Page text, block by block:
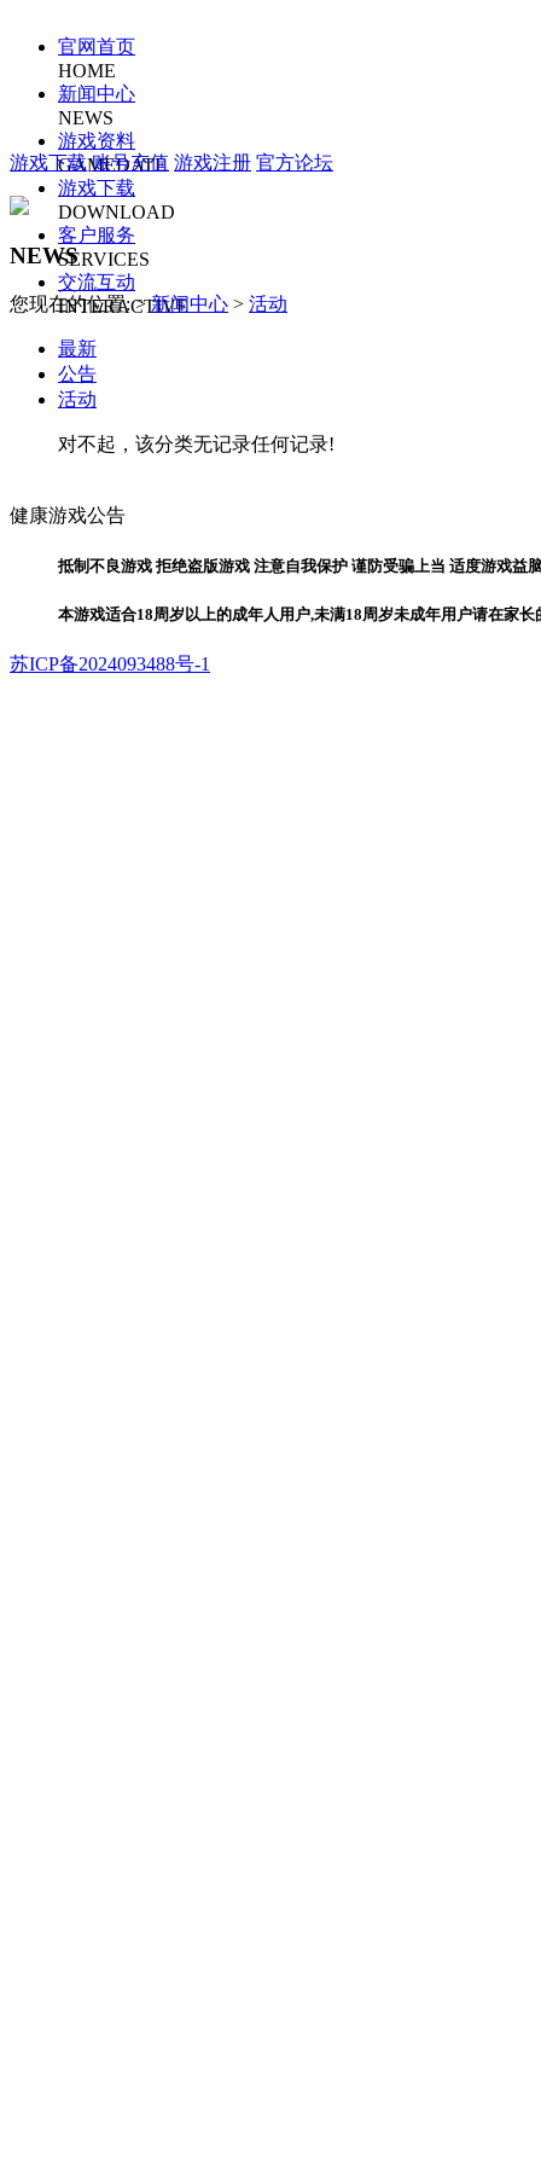
官网首页
HOME
新闻中心
NEWS
游戏资料
GAMEDATE
游戏下载
DOWNLOAD
客户服务
SERVICES
交流互动
INTERACTIVE
游戏下载 账号充值 游戏注册 官方论坛
NEWS
您现在的位置: >新闻中心 > 活动
最新
公告
活动
对不起，该分类无记录任何记录!
健康游戏公告
抵制不良游戏 拒绝盗版游戏 注意自我保护 谨防受骗上当 适度游戏益
本游戏适合18周岁以上的成年人用户,未满18周岁未成年用户请在家长
苏ICP备2024093488号-1